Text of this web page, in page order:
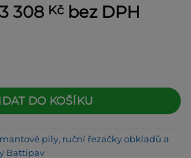
308 KčAktuální
bez DPH
Extra 3300S množství
DO KOŠÍKU
pily, ruční řezačky obkladů a
Battipav